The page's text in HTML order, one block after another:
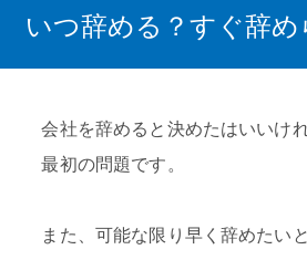
いつ辞める？すぐ辞
会社を辞めると決めたはいいけ
最初の問題です。
また、可能な限り早く辞めたい